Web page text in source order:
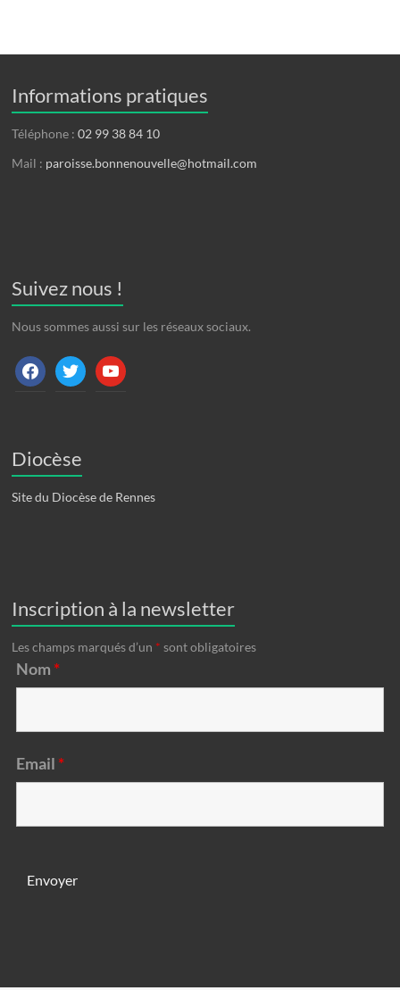
Informations pratiques
Téléphone :02 99 38 84 10
Mail : paroisse.bonnenouvelle@hotmail.com
Suivez nous !
Nous sommes aussi sur les réseaux sociaux.
facebooktwitter youtube
Diocèse
Site du Diocèse de Rennes
Inscription à la newsletter
Les champs marqués d’un * sont obligatoires
Nom *
Email *